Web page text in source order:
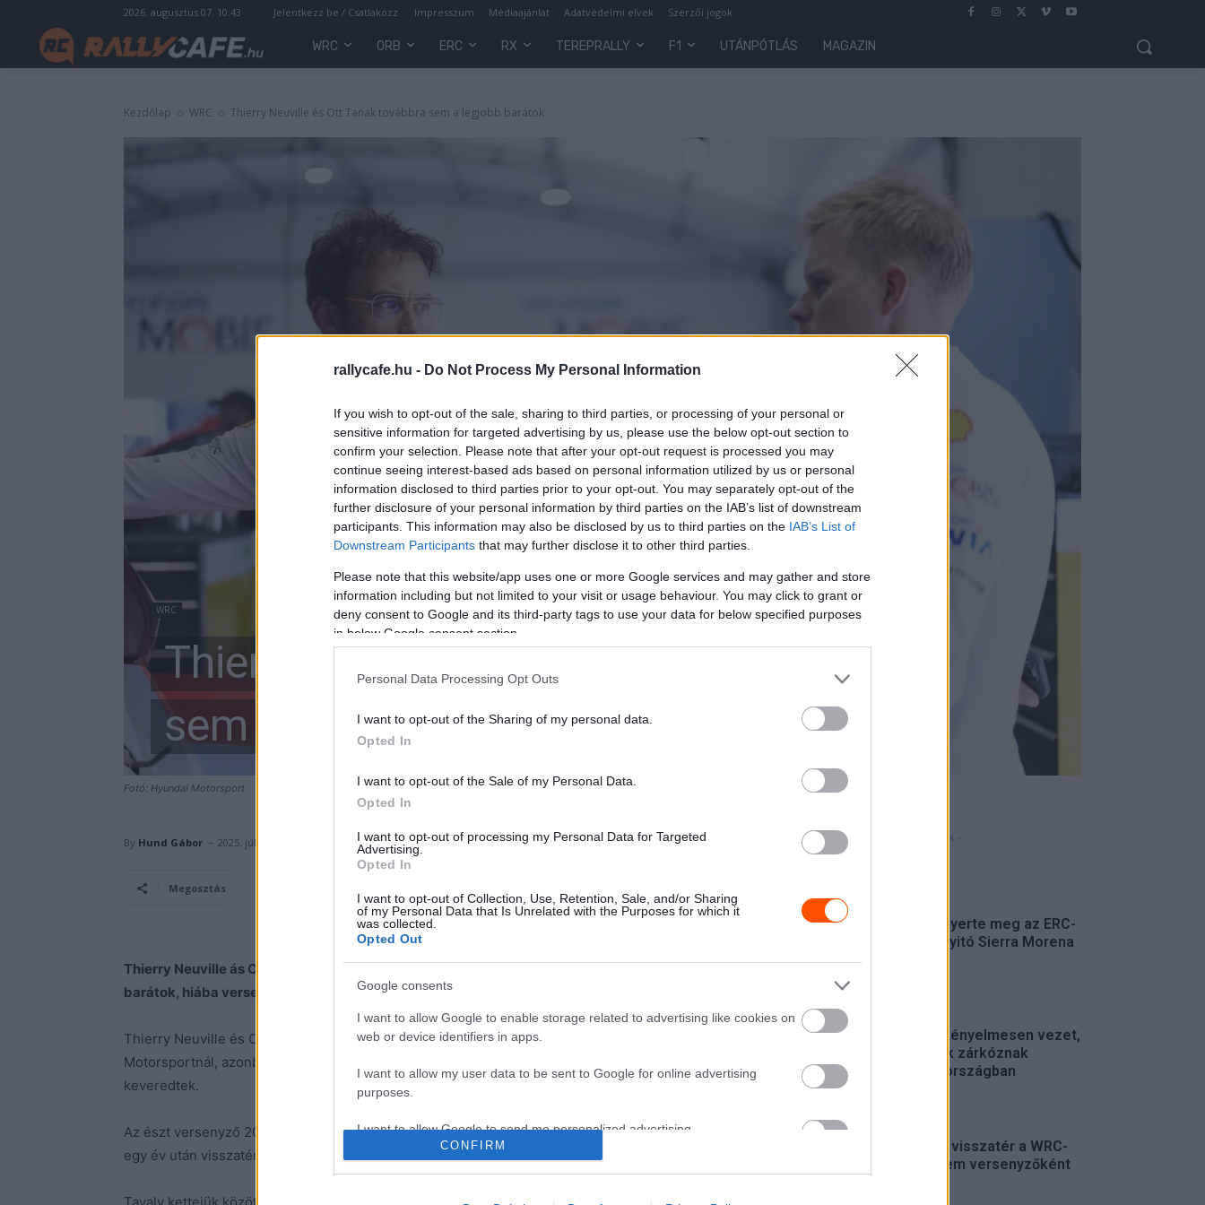
rallycafe.hu - Do Not Process My Personal Information
If you wish to opt-out of the sale, sharing to third parties, or processing of your personal or
sensitive information for targeted advertising by us, please use the below opt-out section to
confirm your selection. Please note that after your opt-out request is processed you may
continue seeing interest-based ads based on personal information utilized by us or personal
information disclosed to third parties prior to your opt-out. You may separately opt-out of the
further disclosure of your personal information by third parties on the IAB’s list of downstream
participants. This information may also be disclosed by us to third parties on the IAB’s List of
Downstream Participants that may further disclose it to other third parties.
Please note that this website/app uses one or more Google services and may gather and store
information including but not limited to your visit or usage behaviour. You may click to grant or
deny consent to Google and its third-party tags to use your data for below specified purposes
in below Google consent section.
Personal Data Processing Opt Outs
I want to opt-out of the Sharing of my personal data.
Opted In
I want to opt-out of the Sale of my Personal Data.
Opted In
I want to opt-out of processing my Personal Data for Targeted
Advertising.
Opted In
I want to opt-out of Collection, Use, Retention, Sale, and/or Sharing
of my Personal Data that Is Unrelated with the Purposes for which it
was collected.
Opted Out
Google consents
I want to allow Google to enable storage related to advertising like cookies on
web or device identifiers in apps.
I want to allow my user data to be sent to Google for online advertising
purposes.
I want to allow Google to send me personalized advertising.
I want to allow Google to enable storage related to analytics like cookies on
CONFIRM
2026. augusztus 07. 10:43 Jelentkezz be / Csatlakozz Impresszum Médiaajánlat Adatvédelmi elvek Szerzői jogok
WRC ORB ERC RX TEREPRALLY F1 UTÁNPÓTLÁS MAGAZIN
Kezdőlap WRC Thierry Neuville és Ott Tanak továbbra sem a legjobb barátok
Fotó: Hyundai Motorsport
WRC
Thierry Neuville és Ott Tanak továbbra
sem a legjobb barátok
By Hund Gábor - 2025. július 23.
Megosztás
Thierry Neuville ás Ott Tanak már évekkel ezelőtt megmutatta, hogy nem feltétlenül a legjobb
barátok, hiába versenyeznek egy csapatban.
Thierry Neuville és Ott Tanak először 2020 és 2022 között versenyzett együtt a Hyundai
Motorsportnál, azonban a három évvel ezelőtti szezon második felében többször is összetűzésbe
keveredtek.
Az észt versenyző 2023-ra inkább elhagyta a koreai gyártót és az M-Sporthoz igazolt, azonban
egy év után visszatért a Hyundaihoz.
- Hirdetés -
Suárez nyerte meg az ERC-
szezonnyitó Sierra Morena
Suárez kényelmesen vezet,
Németék zárkóznak
Spanyolországban
Munster visszatér a WRC-
be, de nem versenyzőként